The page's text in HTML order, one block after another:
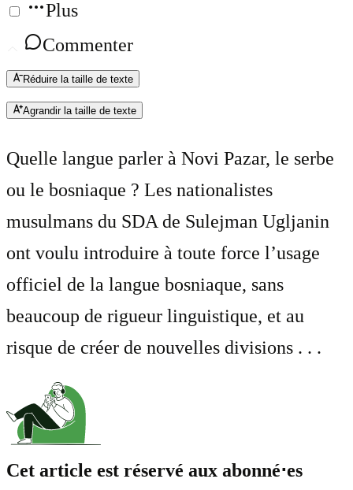
Plus
Commenter
Réduire la taille de texte
Agrandir la taille de texte
Quelle langue parler à Novi Pazar, le serbe
ou le bosniaque ? Les nationalistes
musulmans du SDA de Sulejman Ugljanin
ont voulu introduire à toute force l’usage
officiel de la langue bosniaque, sans
beaucoup de rigueur linguistique, et au
risque de créer de nouvelles divisions . . .
Cet article est réservé aux abonné⋅es